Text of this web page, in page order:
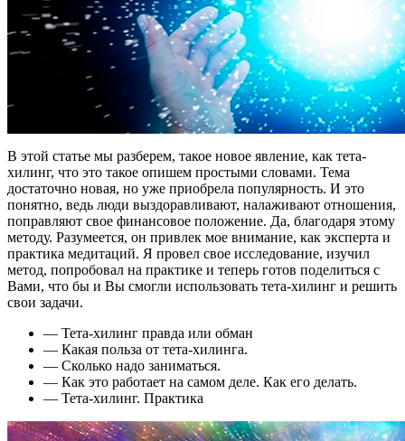
В этой статье мы разберем, такое новое явление, как тета-
хилинг, что это такое опишем простыми словами. Тема
достаточно новая, но уже приобрела популярность. И это
понятно, ведь люди выздоравливают, налаживают отношения,
поправляют свое финансовое положение. Да, благодаря этому
методу. Разумеется, он привлек мое внимание, как эксперта и
практика медитаций. Я провел свое исследование, изучил
метод, попробовал на практике и теперь готов поделиться с
Вами, что бы и Вы смогли использовать тета-хилинг и решить
свои задачи.
— Тета-хилинг правда или обман
— Какая польза от тета-хилинга.
— Сколько надо заниматься.
— Как это работает на самом деле. Как его делать.
— Тета-хилинг. Практика